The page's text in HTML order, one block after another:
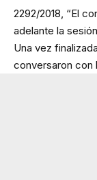
2292/2018, “El
adelante la
Una vez
conversaron con